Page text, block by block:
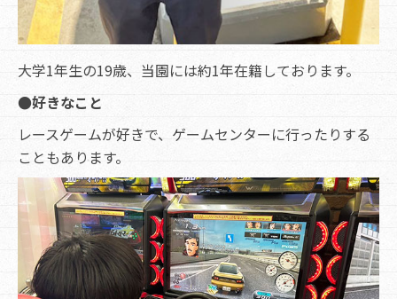
大学1年生の19歳、当園には約1年在籍しております。
●好きなこと
レースゲームが好きで、ゲームセンターに行ったりする
こともあります。